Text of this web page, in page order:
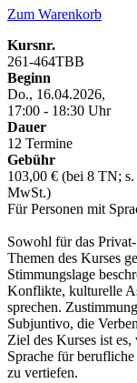
Zum Warenkorb
Kursnr.
261-464TBB
Beginn
Do., 16.04.2026,
17:00 - 18:30 Uhr
Dauer
12 Termine
Gebühr
103,00 € (bei 8 TN;
MwSt.)
Für Personen mit
Sowohl für das
Themen des Kurses
Stimmungslage
Konflikte, kulturelle
sprechen.
Subjuntivo, die
Ziel des Kurses ist
Sprache für
zu vertiefen.